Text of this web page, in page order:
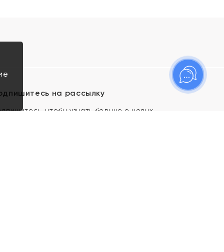
на рассылку
чтобы узнать больше о новых